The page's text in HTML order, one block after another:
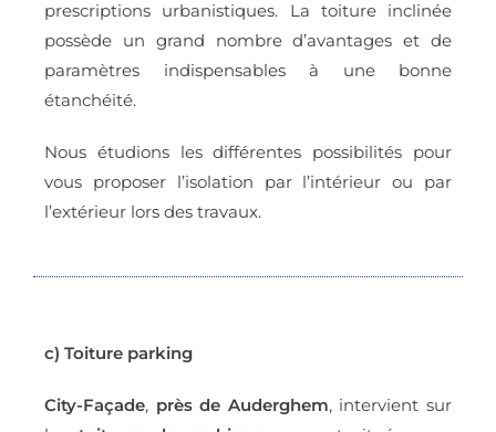
prescriptions urbanistiques. La toiture inclinée
possède un grand nombre d’avantages et de
paramètres indispensables à une bonne
étanchéité.
Nous étudions les différentes possibilités pour
vous proposer l’isolation par l’intérieur ou par
l’extérieur lors des travaux.
c) Toiture parking
City-Façade, près de Auderghem, intervient sur